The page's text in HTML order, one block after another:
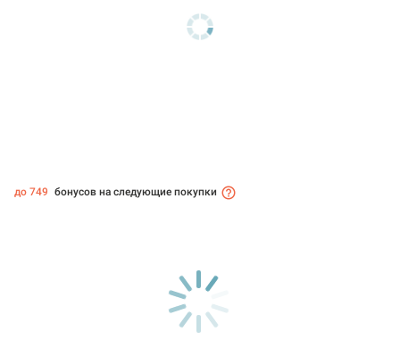
до 749 бонусов на следующие покупки